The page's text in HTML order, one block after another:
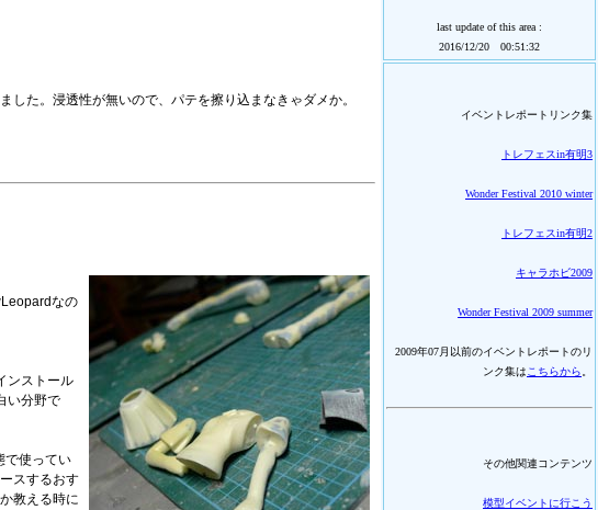
た。浸透性が無いので、パテを擦り込まなきゃダメか。
なの
ンストール
い分野で
で使ってい
スするおす
教える時に
last update of this area :
2016/12/20 00:51:32
イベントレポートリンク集
トレフェスin有明3
Wonder Festival 2010 winter
トレフェスin有明2
キャラホビ2009
Wonder Festival 2009 summer
2009年07月以前のイベントレポートのリ
ンク集は こちらから
その他関連コンテンツ
模型イベントに行こう